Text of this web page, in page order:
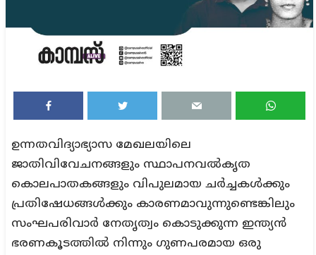
ഉന്നതവിദ്യാഭ്യാസ മേഖലയിലെ
ജാതിവിവേചനങ്ങളും സ്ഥാപനവൽകൃത
കൊലപാതകങ്ങളും വിപുലമായ ചർച്ചകൾക്കും
പ്രതിഷേധങ്ങൾക്കും കാരണമാവുന്നുണ്ടെങ്കിലും
സംഘപരിവാർ നേതൃത്വം കൊടുക്കുന്ന ഇന്ത്യൻ
ഭരണകൂടത്തിൽ നിന്നും ഗുണപരമായ ഒരു